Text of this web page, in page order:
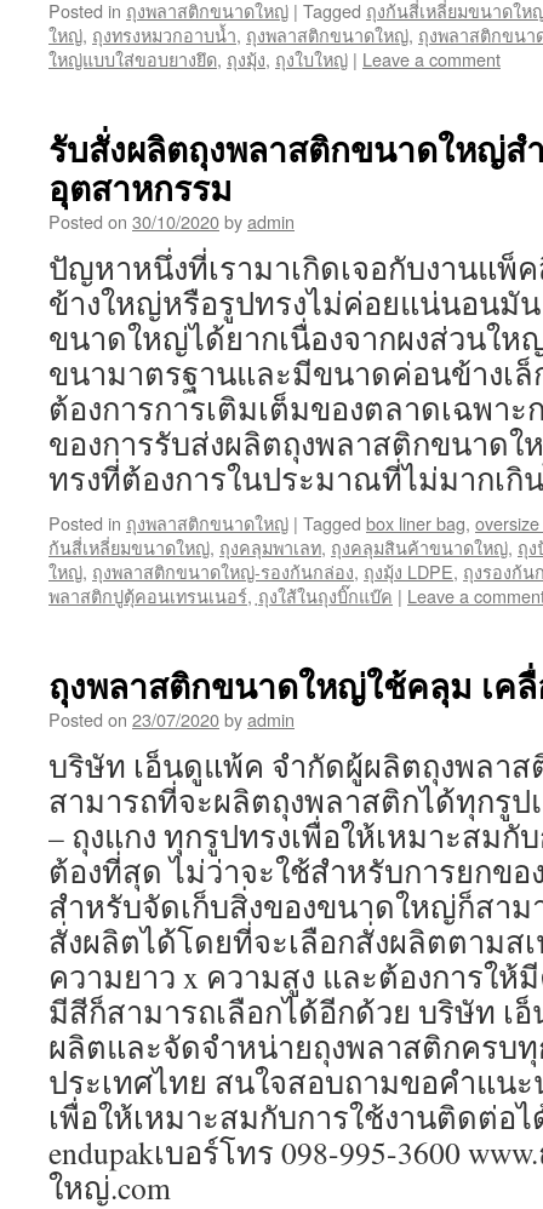
Posted in ถุงพลาสติกขนาดใหญ่ | Tagged ถุงก้นสี่เหลี่ยมขนาดให
ใหญ่, ถุงทรงหมวกอาบน้ำ, ถุงพลาสติกขนาดใหญ่, ถุงพลาสติกขนา
ใหญ่แบบใส่ขอบยางยึด, ถุงมุ้ง, ถุงใบใหญ่ | Leave a comment
รับสั่งผลิตถุงพลาสติกขนาดใหญ่ส
อุตสาหกรรม
Posted on 30/10/2020byadmin
ปัญหาหนึ่งที่เรามาเกิดเจอกับงานแ
ข้างใหญ่หรือรูปทรงไม่ค่อยแน่นอนมั
ขนาดใหญ่ได้ยากเนื่องจากผงส่วนให
ขนามาตรฐานและมีขนาดค่อนข้างเล็
ต้องการการเติมเต็มของตลาดเฉพา
ของการรับส่งผลิตถุงพลาสติกขนาด
ทรงที่ต้องการในประมาณที่ไม่มากเกิ
Posted in ถุงพลาสติกขนาดใหญ่ | Tagged box liner bag,
ก้นสี่เหลี่ยมขนาดใหญ่, ถุงคลุมพาเลท, ถุงคลุมสินค้าขนาดใหญ่, ถุ
ใหญ่, ถุงพลาสติกขนาดใหญ่-รองก้นกล่อง, ถุงมุ้ง LDPE, ถุงรองก้น
พลาสติกปูตุ้คอนเทรนเนอร์, ฺถุงใส้ในถุงบิ๊กแบ๊ค | Leave a
ถุงพลาสติกขนาดใหญ่ใช้คลุม เค
Posted on 23/07/2020byadmin
บริษัท เอ็นดูแพ้ค จำกัดผู้ผลิตถุงพลา
สามารถที่จะผลิตถุงพลาสติกได้ทุกรูป
– ถุงแกง ทุกรูปทรงเพื่อให้เหมาะสมกั
ต้องที่สุด ไม่ว่าจะใช้สำหรับการยกข
สำหรับจัดเก็บสิ่งของขนาดใหญ่ก็สาม
สั่งผลิตได้โดยที่จะเลือกสั่งผลิตตามส
ความยาว x ความสูง และต้องการให้
มีสีก็สามารถเลือกได้อีกด้วย บริษัท เ
ผลิตและจัดจำหน่ายถุงพลาสติกครบ
ประเทศไทย สนใจสอบถามขอคำแน
เพื่อให้เหมาะสมกับการใช้งานติดต่อ
endupakเบอร์โทร 098-995-3600
ใหญ่.com